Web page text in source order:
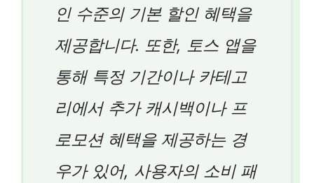
인 수준의 기본 할인 혜택을
제공합니다. 또한, 토스 앱을
통해 특정 기간이나 카테고
리에서 추가 캐시백이나 프
로모션 혜택을 제공하는 경
우가 있어, 사용자의 소비 패